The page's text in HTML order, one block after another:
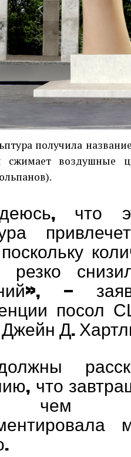
получила
сжимает
что
резко
—
посол
Д.
что
чем